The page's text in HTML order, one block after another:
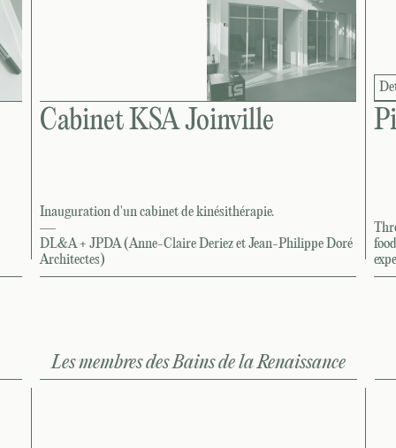
Cabinet KSA Joinville
Inauguration d'un cabinet de kinésithérapie.
—
DL&A + JPDA (Anne-Claire Deriez et Jean-Philippe Doré
Architectes)
Les membres des Bains de la Renaissance